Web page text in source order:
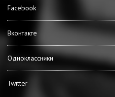
Facebook
Вконтакте
Одноклассники
Twitter